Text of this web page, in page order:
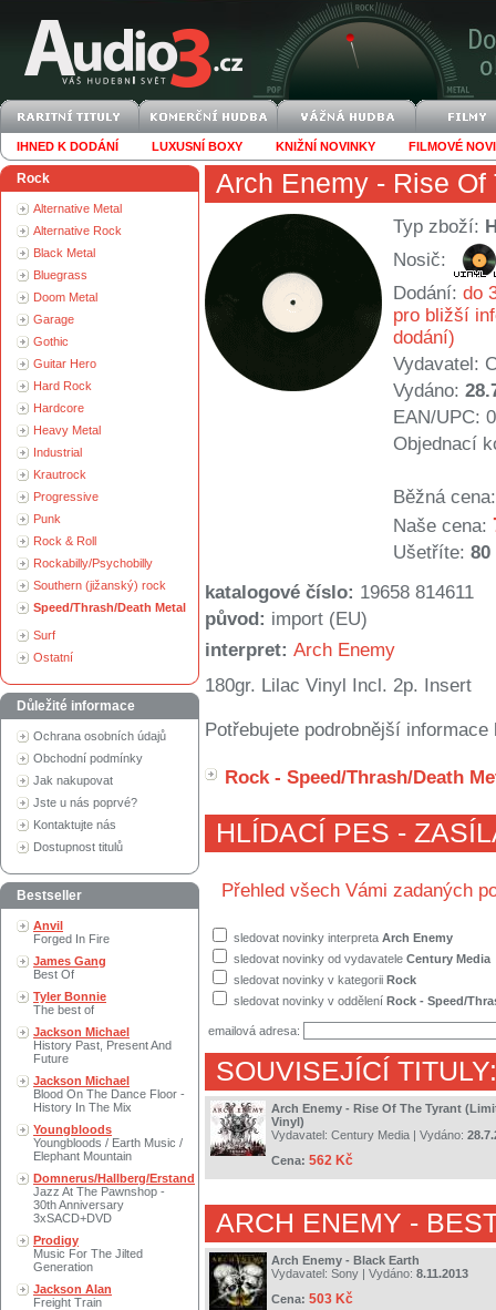
IHNED K DODÁNÍ LUXUSNÍ BOXY KNIŽNÍ NOVINKY FILMOVÉ
Rock
Alternative Metal
Alternative Rock
Black Metal
Bluegrass
Doom Metal
Garage
Gothic
Guitar Hero
Hard Rock
Hardcore
Heavy Metal
Industrial
Krautrock
Progressive
Punk
Rock & Roll
Rockabilly/Psychobilly
Southern (jižanský) rock
Speed/Thrash/Death Metal
Surf
Ostatní
Důležité informace
Ochrana osobních údajů
Obchodní podmínky
Jak nakupovat
Jste u nás poprvé?
Kontaktujte nás
Dostupnost titulů
Bestseller
Anvil
Forged In Fire
James Gang
Best Of
Tyler Bonnie
The best of
Jackson Michael
History Past, Present And
Future
Jackson Michael
Blood On The Dance Floor -
History In The Mix
Youngbloods
Youngbloods / Earth Music /
Elephant Mountain
Domnerus/Hallberg/Erstand
Jazz At The Pawnshop -
30th Anniversary
3xSACD+DVD
Prodigy
Music For The Jilted
Generation
Jackson Alan
Freight Train
Arch Enemy - Rise Of
Typ zboží:
Nosič:
Dodání: do
pro bližší
dodání)
Vydavatel:
Vydáno:
EAN/UPC:
Objednací
Běžná cena:
Naše cena:
Ušetříte: 80
katalogové číslo: 19658 814611
původ: import (EU)
interpret: Arch Enemy
180gr. Lilac Vinyl Incl. 2p. Insert
Potřebujete podrobnější
Rock - Speed/Thrash/Death
HLÍDACÍ PES -
Přehled všech Vámi zadaných
sledovat novinky interpreta Arch Enemy
sledovat novinky od vydavatele Century Media
sledovat novinky v kategorii Rock
sledovat novinky v oddělení Rock - Speed/
emailová adresa:
SOUVISEJÍCÍ TITULY:
Arch Enemy - Rise Of The Tyrant
Vinyl)
Vydavatel: Century Media | Vydáno:
Cena: 562 Kč
ARCH ENEMY -
Arch Enemy - Black Earth
Vydavatel: Sony | Vydáno: 8.11.2013
Cena: 503 Kč